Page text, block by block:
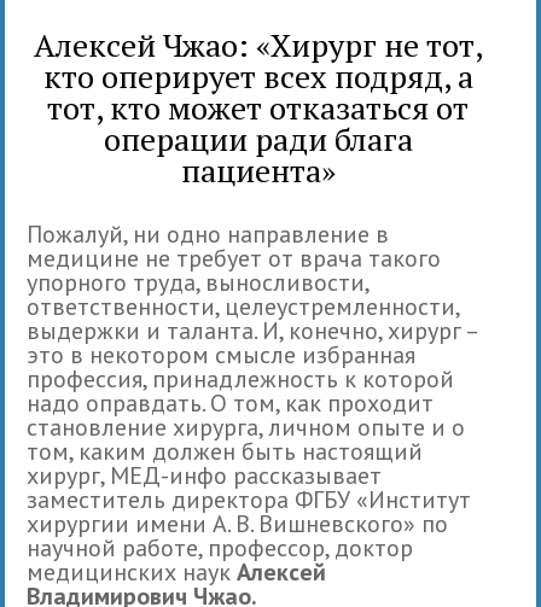
Алексей Чжао: «Хирург не тот,
кто оперирует всех подряд, а
тот, кто может отказаться от
операции ради блага
пациента»
Пожалуй, ни одно направление в
медицине не требует от врача такого
упорного труда, выносливости,
ответственности, целеустремленности,
выдержки и таланта. И, конечно, хирург –
это в некотором смысле избранная
профессия, принадлежность к которой
надо оправдать. О том, как проходит
становление хирурга, личном опыте и о
том, каким должен быть настоящий
хирург, МЕД-инфо рассказывает
заместитель директора ФГБУ «Институт
хирургии имени А. В. Вишневского» по
научной работе, профессор, доктор
медицинских наукАлексей
Владимирович Чжао.